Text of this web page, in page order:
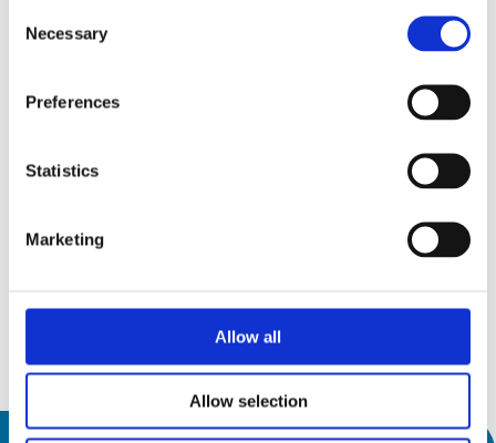
Selection
Necessary
Preferences
Statistics
Marketing
Allow all
Allow selection
15
19